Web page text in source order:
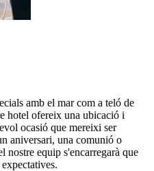
amb el mar com a teló de
hotel ofereix una ubicació i
ocasió que mereixi ser
aniversari, una comunió o
nostre equip s'encarregarà que